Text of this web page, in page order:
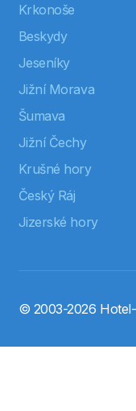
Krkonoše
Beskydy
Jeseníky
Jižní Morava
Šumava
Jižní Čechy
Krušné hory
Český Ráj
Jizerské hory
© 2003-2026